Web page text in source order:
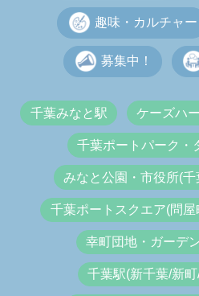
趣味・カルチャー
募集中！
千葉みなと駅 ケーズハ
千葉ポートパーク・
みなと公園・市役所(
千葉ポートスクエア(問屋
幸町団地・ガーデ
千葉駅(新千葉/新